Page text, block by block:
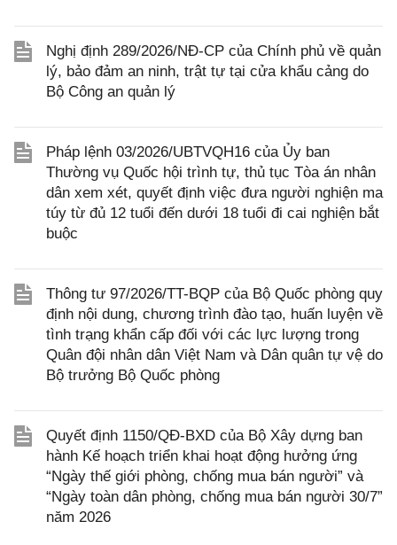
Nghị định 289/2026/NĐ-CP của Chính phủ về quản
lý, bảo đảm an ninh, trật tự tại cửa khẩu cảng do
Bộ Công an quản lý
Pháp lệnh 03/2026/UBTVQH16 của Ủy ban
Thường vụ Quốc hội trình tự, thủ tục Tòa án nhân
dân xem xét, quyết định việc đưa người nghiện ma
túy từ đủ 12 tuổi đến dưới 18 tuổi đi cai nghiện bắt
buộc
Thông tư 97/2026/TT-BQP của Bộ Quốc phòng quy
định nội dung, chương trình đào tạo, huấn luyện về
tình trạng khẩn cấp đối với các lực lượng trong
Quân đội nhân dân Việt Nam và Dân quân tự vệ do
Bộ trưởng Bộ Quốc phòng
Quyết định 1150/QĐ-BXD của Bộ Xây dựng ban
hành Kế hoạch triển khai hoạt động hưởng ứng
“Ngày thế giới phòng, chống mua bán người” và
“Ngày toàn dân phòng, chống mua bán người 30/7”
năm 2026